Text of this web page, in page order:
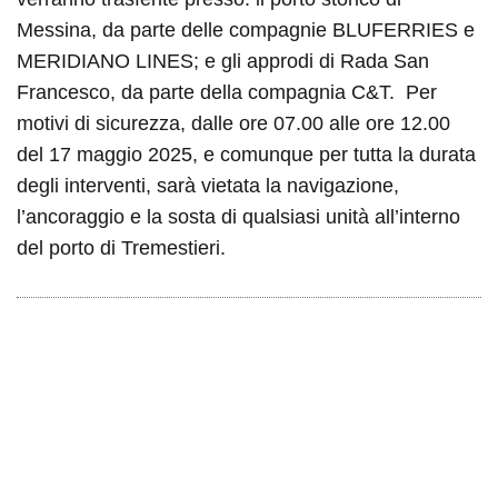
Messina, da parte delle compagnie BLUFERRIES e
MERIDIANO LINES; e gli approdi di Rada San
Francesco, da parte della compagnia C&T. Per
motivi di sicurezza, dalle ore 07.00 alle ore 12.00
del 17 maggio 2025, e comunque per tutta la durata
degli interventi, sarà vietata la navigazione,
l’ancoraggio e la sosta di qualsiasi unità all’interno
del porto di Tremestieri.